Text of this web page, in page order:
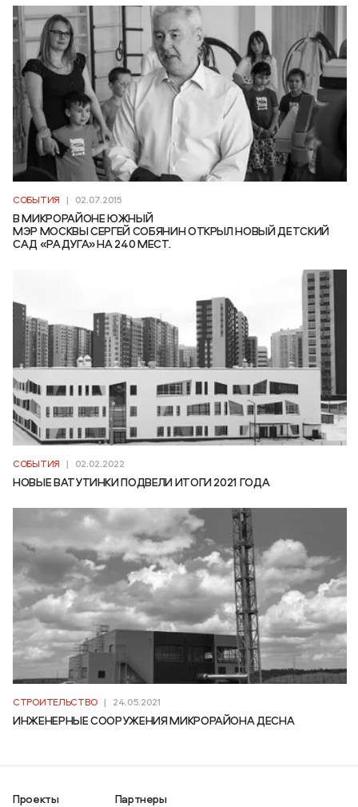
СОБЫТИЯ | 02.07.2015
В МИКРОРАЙОНЕ ЮЖНЫЙ
МЭР МОСКВЫ СЕРГЕЙ СОБЯНИН ОТКРЫЛ НОВЫЙ ДЕТСКИЙ
САД «РАДУГА» НА 240 МЕСТ.
СОБЫТИЯ | 02.02.2022
НОВЫЕ ВАТУТИНКИ ПОДВЕЛИ ИТОГИ 2021 ГОДА
СТРОИТЕЛЬСТВО | 24.05.2021
ИНЖЕНЕРНЫЕ СООРУЖЕНИЯ МИКРОРАЙОНА ДЕСНА
Проекты
Партнеры